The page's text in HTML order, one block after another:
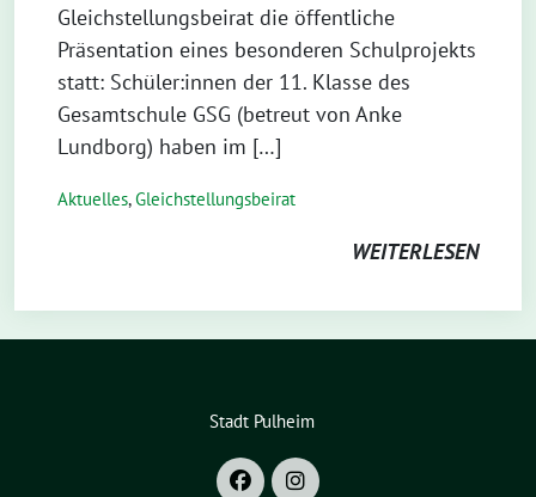
Gleichstellungsbeirat die öffentliche
Präsentation eines besonderen Schulprojekts
statt: Schüler:innen der 11. Klasse des
Gesamtschule GSG (betreut von Anke
Lundborg) haben im […]
Aktuelles,Gleichstellungsbeirat
WEITERLESEN
Stadt Pulheim